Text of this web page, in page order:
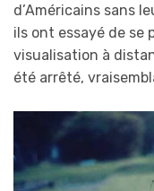
d’Américains sans
ils ont essayé de se
visualisation à
été arrêté,